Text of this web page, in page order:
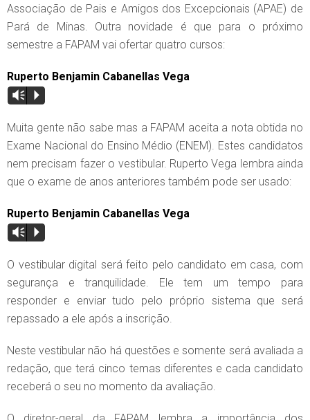
Associação de Pais e Amigos dos Excepcionais (APAE) de
Pará de Minas. Outra novidade é que para o próximo
semestre a FAPAM vai ofertar quatro cursos:
Ruperto Benjamin Cabanellas Vega
Vm P
Muita gente não sabe mas a FAPAM aceita a nota obtida no
Exame Nacional do Ensino Médio (ENEM). Estes candidatos
nem precisam fazer o vestibular. Ruperto Vega lembra ainda
que o exame de anos anteriores também pode ser usado:
Ruperto Benjamin Cabanellas Vega
Vm P
O vestibular digital será feito pelo candidato em casa, com
segurança e tranquilidade. Ele tem um tempo para
responder e enviar tudo pelo próprio sistema que será
repassado a ele após a inscrição.
Neste vestibular não há questões e somente será avaliada a
redação, que terá cinco temas diferentes e cada candidato
receberá o seu no momento da avaliação.